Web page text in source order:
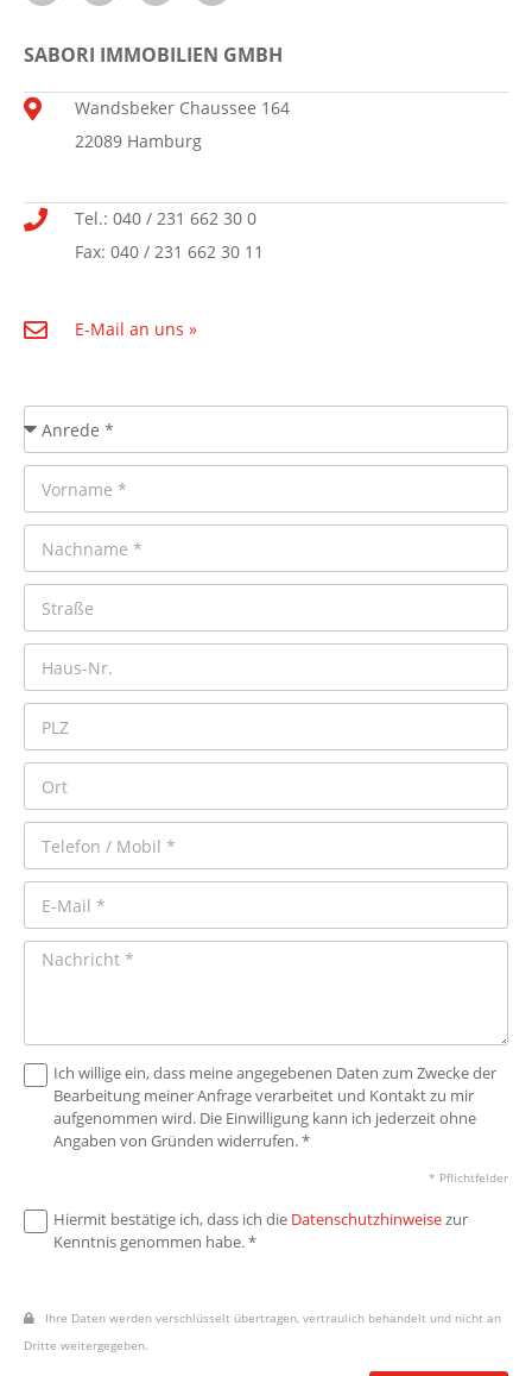
SABORI IMMOBILIEN GMBH
Wandsbeker Chaussee 164
22089 Hamburg
Tel.: 040 / 231 662 30 0
Fax: 040 / 231 662 30 11
E-Mail an uns »
Ich willige ein, dass meine angegebenen Daten zum Zwecke der
Bearbeitung meiner Anfrage verarbeitet und Kontakt zu mir
aufgenommen wird. Die Einwilligung kann ich jederzeit ohne
Angaben von Gründen widerrufen. *
* Pflichtfelder
Hiermit bestätige ich, dass ich die Datenschutzhinweisezur
Kenntnis genommen habe. *
Ihre Daten werden verschlüsselt übertragen, vertraulich behandelt und nicht an
Dritte weitergegeben.